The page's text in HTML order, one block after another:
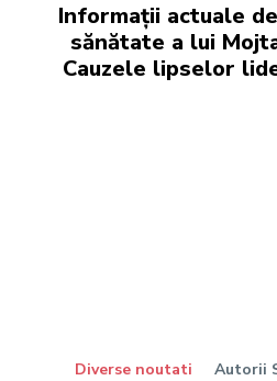
Informații actuale
sănătate a lui
Cauzele lipselor
Diverse noutati Autorii